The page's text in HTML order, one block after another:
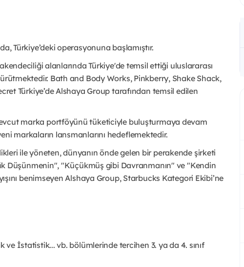
Türkiye’deki operasyonuna başlamıştır.
alanlarında Türkiye'de temsil ettiği uluslararası
Bath and Body Works, Pinkberry, Shake Shack,
Türkiye’de Alshaya Group tarafından temsil edilen
marka portföyünü tüketiciyle buluşturmaya devam
markaların lansmanlarını hedeflemektedir.
ile yöneten, dünyanın önde gelen bir perakende şirketi
Düşünmenin", "Küçükmüş gibi Davranmanın" ve "Kendin
benimseyen Alshaya Group, Starbucks Kategori Ekibi’ne
İstatistik... vb. bölümlerinde tercihen 3. ya da 4. sınıf